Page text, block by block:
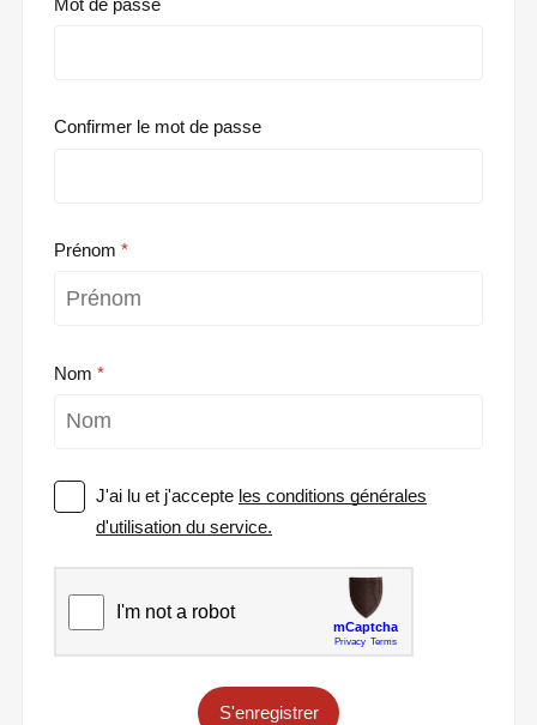
Confirmer le mot de passe
Prénom
Nom
J'ai lu et j'accepte les conditions générales
d'utilisation du service.
S'enregistrer